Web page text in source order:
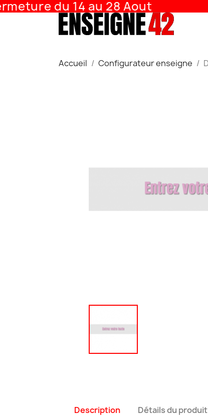
du 14 au 28 Aout
Accueil Configurateur enseigne
Description Détails du produit